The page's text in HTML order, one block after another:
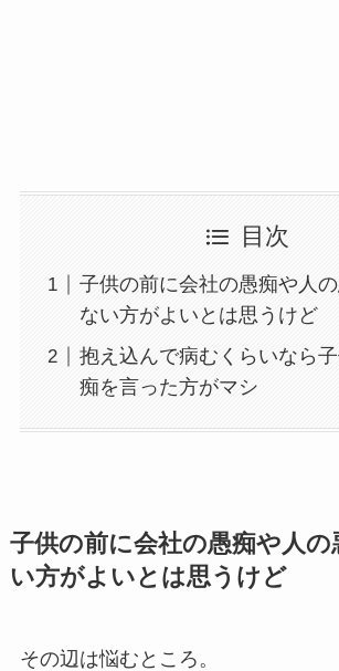
目次
子供の前に会社の愚痴や人
ない方がよいとは思うけど
抱え込んで病むくらいなら
痴を言った方がマシ
子供の前に会社の愚痴や人の
い方がよいとは思うけど
その辺は悩むところ。